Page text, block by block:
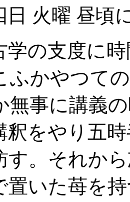
日 火曜 昼頃
学の支度に
ふかやつて
無事に講義
釈をやり五
す。それか
置いた苺を